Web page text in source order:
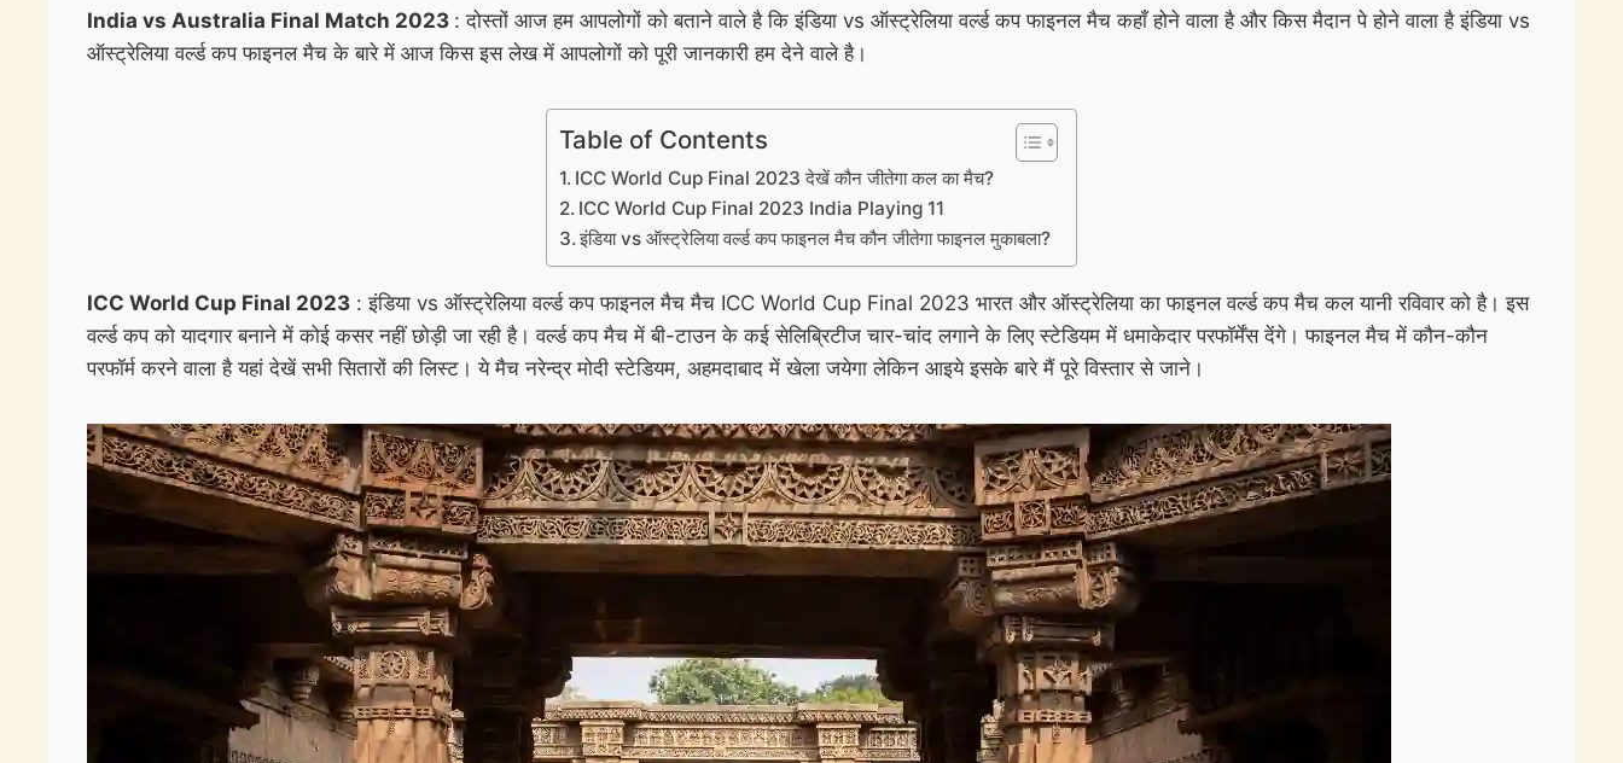
India vs Australia Final Match 2023 : दोस्तों आज हम आपलोगों को बताने वाले है कि इंडिया vs ऑस्ट्रेलिया वर्ल्ड कप फाइनल मैच कहाँ होने वाला है और किस मैदान पे होने वाला है इंडिया vs
ऑस्ट्रेलिया वर्ल्ड कप फाइनल मैच के बारे में आज किस इस लेख में आपलोगों को पूरी जानकारी हम देने वाले है।
Table of Contents
ICC World Cup Final 2023 देखें कौन जीतेगा कल का मैच?
ICC World Cup Final 2023 India Playing 11
इंडिया vs ऑस्ट्रेलिया वर्ल्ड कप फाइनल मैच कौन जीतेगा फाइनल मुकाबला?
ICC World Cup Final 2023: इंडिया vs ऑस्ट्रेलिया वर्ल्ड कप फाइनल मैच मैच ICC World Cup Final 2023 भारत और ऑस्ट्रेलिया का फाइनल वर्ल्ड कप मैच कल यानी रविवार को है। इस
वर्ल्ड कप को यादगार बनाने में कोई कसर नहीं छोड़ी जा रही है। वर्ल्ड कप मैच में बी-टाउन के कई सेलिब्रिटीज चार-चांद लगाने के लिए स्टेडियम में धमाकेदार परफॉर्मेंस देंगे। फाइनल मैच में कौन-कौन
परफॉर्म करने वाला है यहां देखें सभी सितारों की लिस्ट। ये मैच नरेन्द्र मोदी स्टेडियम, अहमदाबाद में खेला जयेगा लेकिन आइये इसके बारे मैं पूरे विस्तार से जाने।